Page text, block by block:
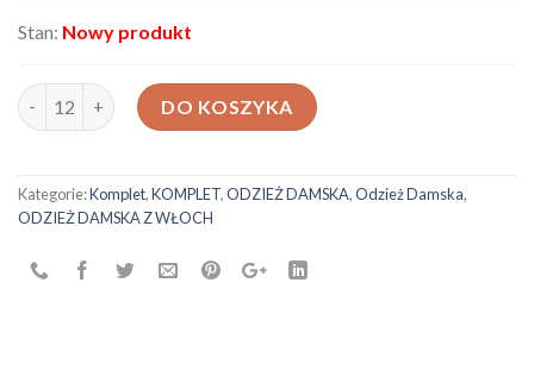
Stan: Nowy produkt
ilość Komplet damski AX-63307
DO KOSZYKA
Kategorie:Komplet,KOMPLET,ODZIEŻ DAMSKA,Odzież Damska,
ODZIEŻ DAMSKA Z WŁOCH